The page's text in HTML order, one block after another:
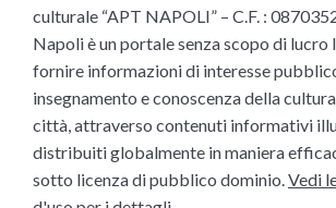
culturale “APT NAPOLI” – C.F. :
Napoli è un portale senza scopo di lucro
fornire informazioni di interesse
insegnamento e conoscenza della
città, attraverso contenuti informativi
distribuiti globalmente in maniera
sotto licenza di pubblico dominio.Vedi